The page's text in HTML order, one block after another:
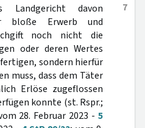
7
davon
bloße Erwerb und
noch nicht die
oder deren Wertes
sondern hierfür
muss, dass dem Täter
Erlöse zugeflossen
konnte (st. Rspr.;
28. Februar 2023 - 5